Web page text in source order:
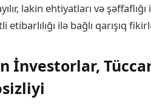
lakin ehtiyatları və
etibarlılığı ilə bağlı qarışıq
İnvestorlar,